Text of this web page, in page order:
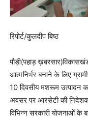
रिपोर्ट/कुलदीप बिष्ठ
पौड़ी(पहाड़
आत्मनिर्भर बनाने के लिए
10 दिवसीय मशरूम उत्पादन
अवसर पर आरसेटी की निदेशक
विभिन्न सरकारी योजनाओं के